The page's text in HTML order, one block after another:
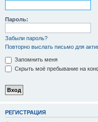
Пароль:
Забыли пароль?
Повторно выслать письмо для
Запомнить меня
Скрыть моё пребывание на
РЕГИСТРАЦИЯ